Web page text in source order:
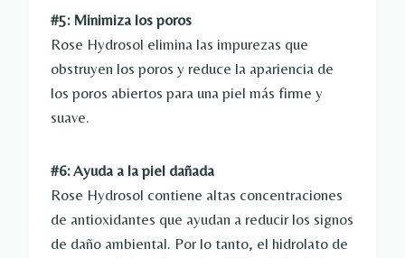
#5: Minimiza los poros
Rose Hydrosol elimina las impurezas que
obstruyen los poros y reduce la apariencia de
los poros abiertos para una piel más firme y
suave.
#6: Ayuda a la piel dañada
Rose Hydrosol contiene altas concentraciones
de antioxidantes que ayudan a reducir los signos
de daño ambiental. Por lo tanto, el hidrolato de